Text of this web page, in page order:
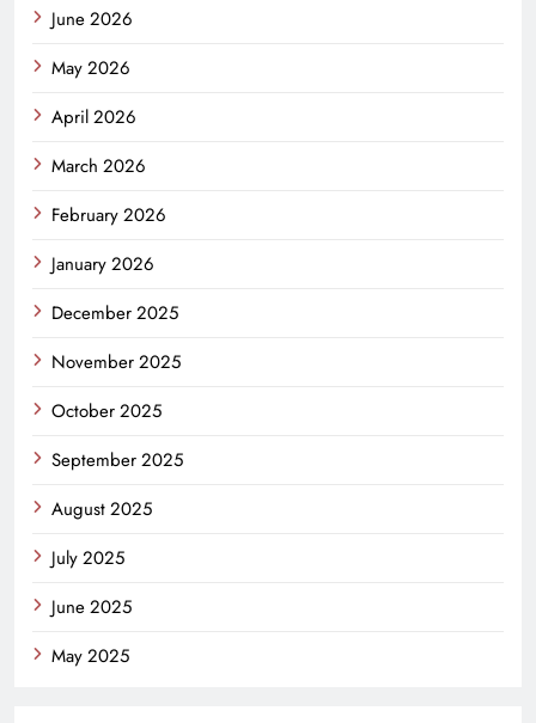
June 2026
May 2026
April 2026
March 2026
February 2026
January 2026
December 2025
November 2025
October 2025
September 2025
August 2025
July 2025
June 2025
May 2025